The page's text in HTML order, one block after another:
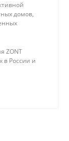
домов,
ZONT
в России и